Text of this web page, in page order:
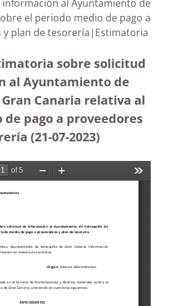
información al Ayuntamiento de
el periodo medio de pago a
y plan de tesorería|Estimatoria
sobre solicitud
al Ayuntamiento de
Canaria relativa al
pago a proveedores
(21-07-2023)